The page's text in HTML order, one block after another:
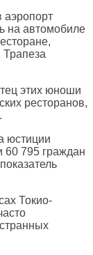
аэропорт
на автомобиле
Трапеза
этих юноши
ресторанов,
юстиции
60 795 граждан
Токио-